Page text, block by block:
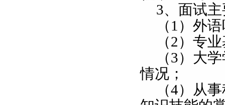
3、面试
（1 ）外
（2）专
（3）大
情况；
（4）从